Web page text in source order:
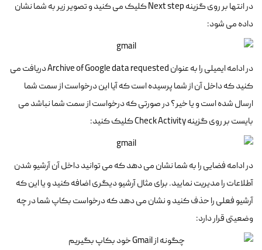
در انتها بر روی گزینه Next step کلیک می کنید و تصویر زیر به شما نشان
داده می شود:
در ادامه ایمیلی را به عنوان Archive of Google data requested دریافت می
کنید که داخل آن از شما پرسیده است که آیا این درخواست از سمت شما
ارسال شده است و یا خیر؟ در صورتی که درخواست از سمت شما نباشد می
بایست بر روی گزینه Check Activity کلیک کنید:
در ادامه فضایی را به شما نشان می دهد که می توانید داخل آن آرشیو شدن
آطلاعات را مدیریت نمایید. برای مثال آرشیو دیگری اضافه کنید و یا این که
آرشیو فعلی را حذف کنید و نشان می دهد که درخواست بکاپ شما در چه
وضعیتی قرار دارد: